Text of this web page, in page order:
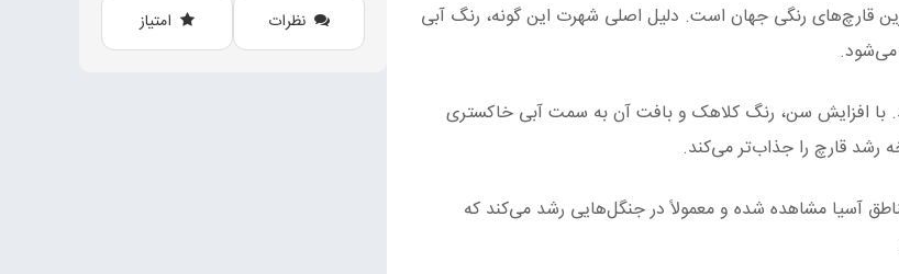
قارچ‌های رنگی جهان است. دلیل اصلی شهرت این گونه، رنگ آبی
می‌شود.
با افزایش سن، رنگ کلاهک و بافت آن به سمت آبی خاکستری
رشد قارچ را جذاب‌تر می‌کند.
آسیا مشاهده شده و معمولاً در جنگل‌هایی رشد می‌کند که
نظرات امتیاز